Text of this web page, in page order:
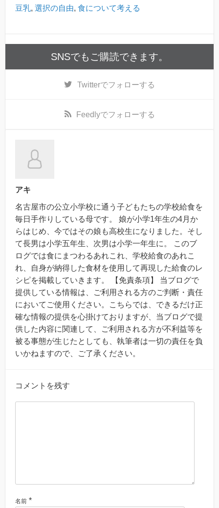
豆乳, 選択の自由, 食について考える
SNSでもご購読できます。
Twitterでフォローする
Feedlyでフォローする
アキ
名古屋市の公立小学校に通う子どもたちの学校給食を
毎日手作りしている母です。 娘が小学1年生の4月か
らはじめ、今ではその娘も高校生になりました。そし
て長男は小学五年生、次男は小学一年生に。 このブ
ログでは食にまつわるあれこれ、学校給食のあれこ
れ、自身が納得した食材を使用して再現した給食のレ
シピを掲載していきます。 【免責条項】 当ブログで
提供している情報は、ご利用される方のご判断・責任
においてご使用ください。こちらでは、できるだけ正
確な情報の提供を心掛けておりますが、当ブログで提
供した内容に関連して、ご利用される方が不利益等を
被る事態が生じたとしても、執筆者は一切の責任を負
いかねますので、ご了承ください。
コメントを残す
名前 *